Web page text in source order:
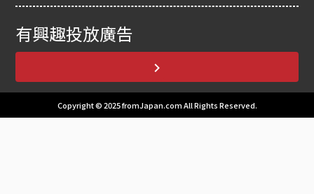
有興趣投放廣告
Copyright © 2025 fromJapan.com All Rights Reserved.